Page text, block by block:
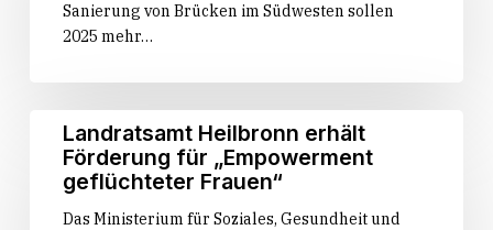
Erhalt
Landesstraßen
Sanierung von Brücken im Südwesten sollen
2025 mehr…
Landratsamt
Heilbronn
erhält
Förderung
Landratsamt Heilbronn erhält
Förderung für „Empowerment
geflüchteter Frauen“
Das Ministerium für Soziales, Gesundheit und